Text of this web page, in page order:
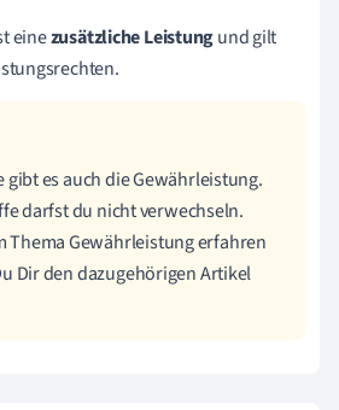
einezusätzliche Leistungund gilt
gibt es auch die Gewährleistung.
darfst du nicht verwechseln.
Thema Gewährleistung erfahren
Dir den dazugehörigen Artikel